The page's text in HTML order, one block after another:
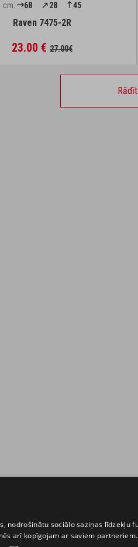
cm: 68 28 45
Raven 7475-2R
23.00 € 27.00€
nodrošinātu sociālo saziņas līdzekļu
arī kopīgojam ar saviem partneriem.